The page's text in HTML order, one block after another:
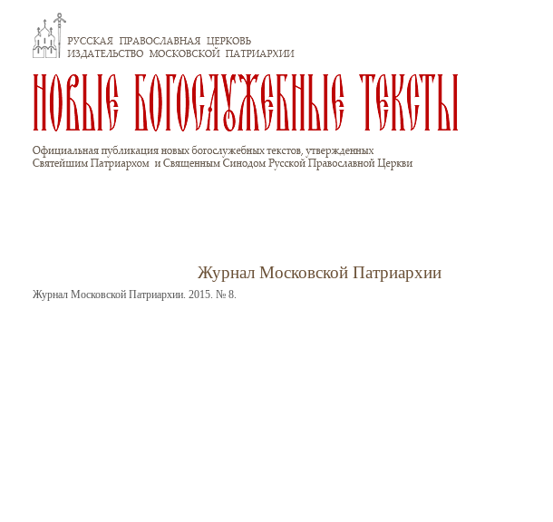
Журнал Московской Патриархии
Журнал Московской Патриархии. 2015. № 8.